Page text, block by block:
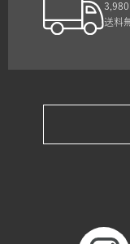
送料